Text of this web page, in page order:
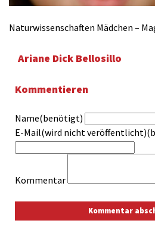
Naturwissenschaften Mädchen –
Ariane Dick Bellosillo
Kommentieren
Name(benötigt)
E-Mail(wird nicht
Kommentar